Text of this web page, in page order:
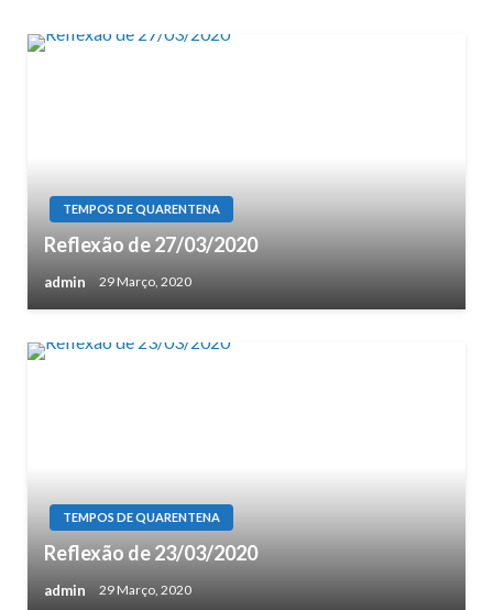
TEMPOS DE QUARENTENA
Reflexão de 27/03/2020
admin 29 Março, 2020
TEMPOS DE QUARENTENA
Reflexão de 23/03/2020
admin 29 Março, 2020